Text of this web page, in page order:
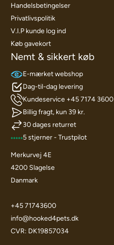
Handelsbetingelser
Privatlivspolitik
V.I.P kunde log ind
Køb gavekort
Nemt & sikkert køb
E-mærket webshop
Dag-til-dag levering
Kundeservice +45 7174 3600
Billig fragt, kun 39 kr.
30 dages returret
5 stjerner - Trustpilot
Merkurvej 4E
4200 Slagelse
Danmark
+45 71743600
info@hooked4pets.dk
CVR: DK19857034